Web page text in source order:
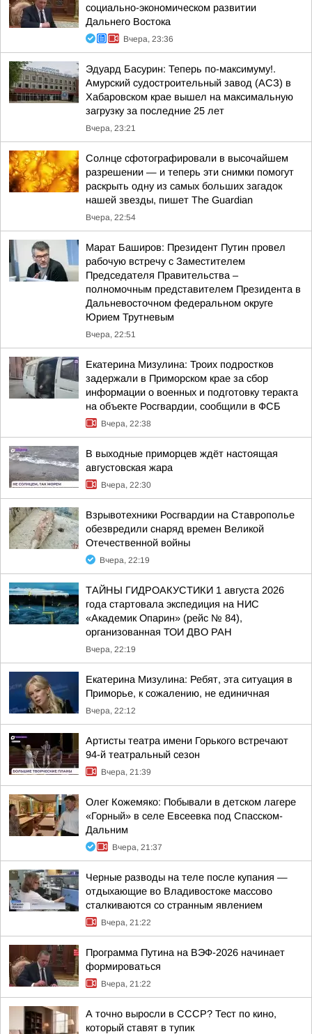
социально-экономическом развитии
Дальнего Востока
Вчера, 23:36
Эдуард Басурин: Теперь по-максимуму!.
Амурский судостроительный завод (АСЗ) в
Хабаровском крае вышел на максимальную
загрузку за последние 25 лет
Вчера, 23:21
Солнце сфотографировали в высочайшем
разрешении — и теперь эти снимки помогут
раскрыть одну из самых больших загадок
нашей звезды, пишет The Guardian
Вчера, 22:54
Марат Баширов: Президент Путин провел
рабочую встречу с Заместителем
Председателя Правительства –
полномочным представителем Президента в
Дальневосточном федеральном округе
Юрием Трутневым
Вчера, 22:51
Екатерина Мизулина: Троих подростков
задержали в Приморском крае за сбор
информации о военных и подготовку теракта
на объекте Росгвардии, сообщили в ФСБ
Вчера, 22:38
В выходные приморцев ждёт настоящая
августовская жара
Вчера, 22:30
Взрывотехники Росгвардии на Ставрополье
обезвредили снаряд времен Великой
Отечественной войны
Вчера, 22:19
ТАЙНЫ ГИДРОАКУСТИКИ 1 августа 2026
года стартовала экспедиция на НИС
«Академик Опарин» (рейс № 84),
организованная ТОИ ДВО РАН
Вчера, 22:19
Екатерина Мизулина: Ребят, эта ситуация в
Приморье, к сожалению, не единичная
Вчера, 22:12
Артисты театра имени Горького встречают
94-й театральный сезон
Вчера, 21:39
Олег Кожемяко: Побывали в детском лагере
«Горный» в селе Евсеевка под Спасском-
Дальним
Вчера, 21:37
Черные разводы на теле после купания —
отдыхающие во Владивостоке массово
сталкиваются со странным явлением
Вчера, 21:22
Программа Путина на ВЭФ-2026 начинает
формироваться
Вчера, 21:22
А точно выросли в СССР? Тест по кино,
который ставят в тупик